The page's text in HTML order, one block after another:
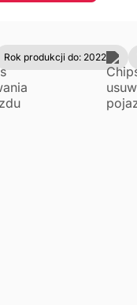
Rok produkcji do: 2022